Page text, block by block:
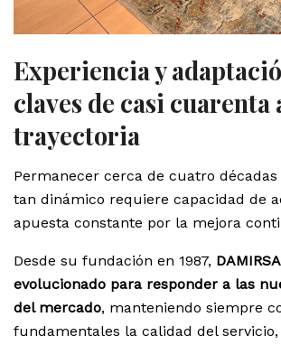
Experiencia y
claves de casi cuarenta
trayectoria
Permanecer cerca de cuatro
tan dinámico requiere capacidad de
apuesta constante por la mejora
Desde su fundación en 1987,
evolucionado para responder a las
del mercado, manteniendo siempre
fundamentales la calidad del